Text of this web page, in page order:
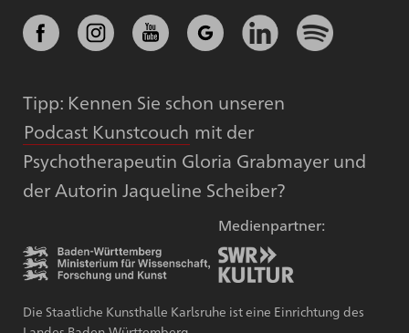
Tipp: Kennen Sie schon unseren
Podcast Kunstcouch mit der
Psychotherapeutin Gloria Grabmayer und
der Autorin Jaqueline Scheiber?
Medienpartner:
Die Staatliche Kunsthalle Karlsruhe ist eine Einrichtung des